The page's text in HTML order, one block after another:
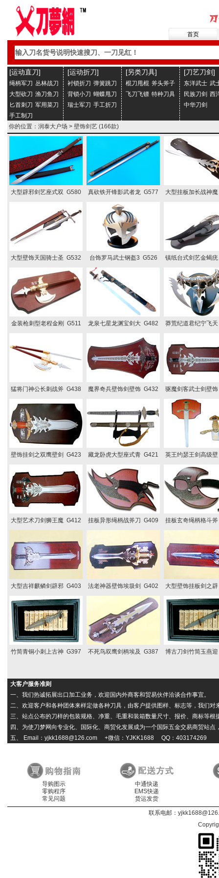
首页
[运动直刀]
绳柄军刀 丛林战刀
大型砍刀 渔刀鱼刀
匕首刺刀 军用菜刀
手工制刀
[运动折刀]
衬锁折刀 弹簧跳刀
背锁小刀 蝴蝶甩刀
瑞士军刀 手工折刀
[另类刀具]
棍刀甩棍 斧头斧子
飞刀飞镖 特种刀具
[刀艺刀剑]
东洋武士 武
民族刀剑 西
中华刀剑
你的位置： 润泰大户场 > 壁饰剑艺 (166款)
大型辟邪剑艺座式双 G580 真砍铁开锋影武者龙 G577 大型挂板加长战神
大型壁饰天国骑士圣 G532 台饰罗马武士钢盔3 G526 镇纸台式剑艺金蝎
金装枪刺型老程金刚 G511 龙泉七星龙渊宝剑大 G482 莽荒纪道君纪宁飞
猛将门神公长刺战斧 G438 魔界奇兵壁饰剑壁饰 G432 驱魔剑客武士剑壁
壁饰挂剑之双鹰壁剑 G423 藏龙卧虎大型座式青 G421 英王约瑟王剑高级
大型艺术刀剑狮王魔 G412 挂板异形绳柄战斧刀 G409 挂板玄奇绳柄格斗
大型吉祥麒鳞剑辟邪 G403 法老神器壁饰埃圾剑 G402 大型壁饰挂板剑之
竹简青铜小刺上古神 G397 不死鸟双鹰剑柄埃及 G387 博古刀剑竹简玉燕
大客户服务准则
一、我们热诚拓展出口加工业务，欢迎国内外商客和贸易伙伴洽谈合作事宜。
二、欢迎客户和各种团体来样定做各种刀具，由客户提供图样、标志等，我们对
三、站点公布的刀样的包装规格、净重、毛重和装箱数量尺寸、报价、商标等
四、为使刀梦网向专业化、国际化、商贸化发展成为一个国际五金交易商贸站
五、 Email：yjkk1688@126.com +微信：YJKK1688 QQ：403174269
导购图示
零购程序
常见问题
中通快递
EMS快递
货运发货
联系电邮：